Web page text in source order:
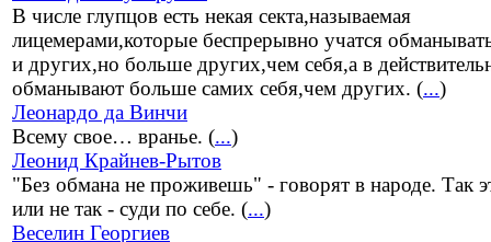
В числе глупцов есть некая секта,называемая
лицемерами,которые беспрерывно учатся
и других,но больше других,чем себя,а в
обманывают больше самих себя,чем других. (...)
Леонардо да Винчи
Всему свое… вранье. (...)
Леонид Крайнев-Рытов
"Без обмана не проживешь" - говорят в народе. Так
или не так - суди по себе. (...)
Веселин Георгиев